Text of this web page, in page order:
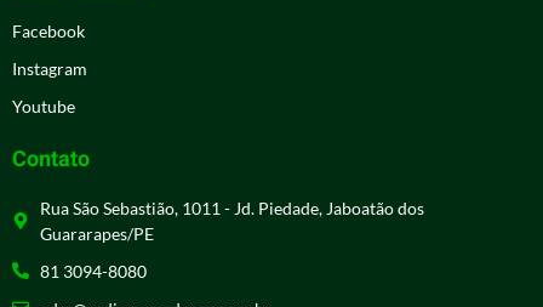
Facebook
Instagram
Youtube
Contato
Rua São Sebastião, 1011 - Jd. Piedade, Jaboatão dos
Guararapes/PE
81 3094-8080